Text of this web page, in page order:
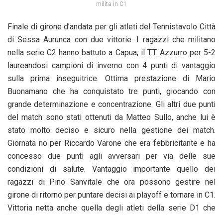
milita in C1
Finale di girone d’andata per gli atleti del Tennistavolo Città
di Sessa Aurunca con due vittorie. I ragazzi che militano
nella serie C2 hanno battuto a Capua, il T.T. Azzurro per 5-2
laureandosi campioni di inverno con 4 punti di vantaggio
sulla prima inseguitrice. Ottima prestazione di Mario
Buonamano che ha conquistato tre punti, giocando con
grande determinazione e concentrazione. Gli altri due punti
del match sono stati ottenuti da Matteo Sullo, anche lui è
stato molto deciso e sicuro nella gestione dei match.
Giornata no per Riccardo Varone che era febbricitante e ha
concesso due punti agli avversari per via delle sue
condizioni di salute. Vantaggio importante quello dei
ragazzi di Pino Sanvitale che ora possono gestire nel
girone di ritorno per puntare decisi ai playoff e tornare in C1.
Vittoria netta anche quella degli atleti della serie D1 che